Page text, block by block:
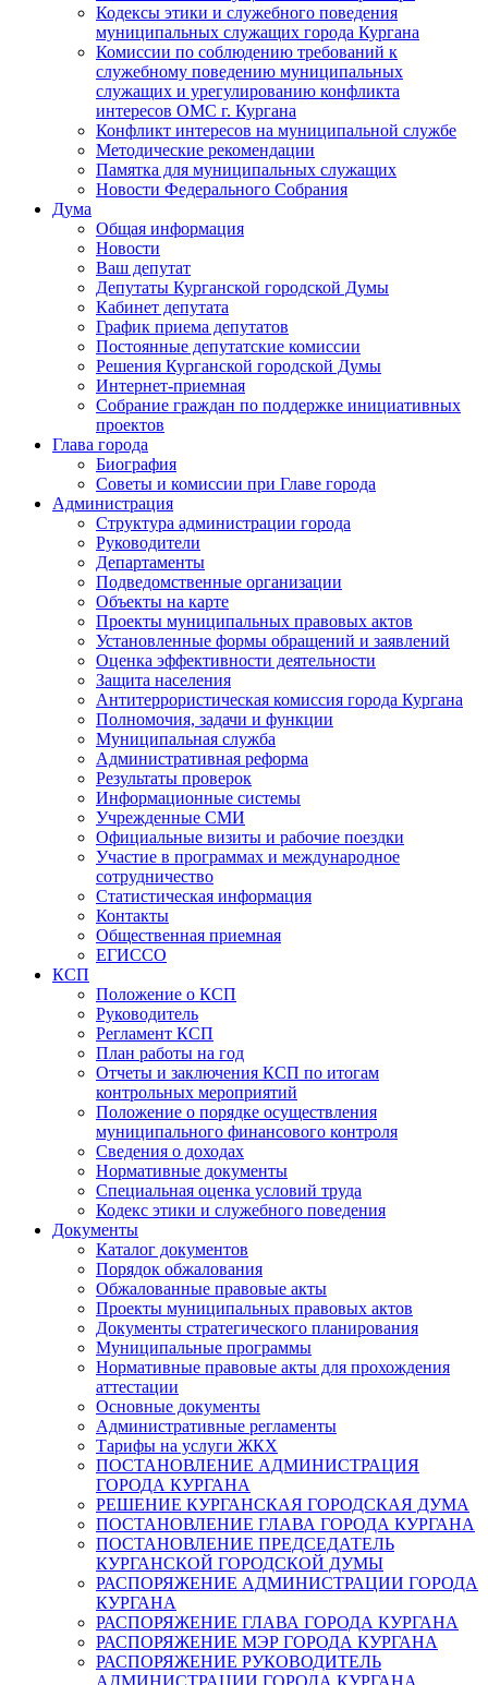
Кодексы этики и служебного поведения
муниципальных служащих города Кургана
Комиссии по соблюдению требований к
служебному поведению муниципальных
служащих и урегулированию конфликта
интересов ОМС г. Кургана
Конфликт интересов на муниципальной службе
Методические рекомендации
Памятка для муниципальных служащих
Новости Федерального Cобрания
Дума
Общая информация
Новости
Ваш депутат
Депутаты Курганской городской Думы
Кабинет депутата
График приема депутатов
Постоянные депутатские комиссии
Решения Курганской городской Думы
Интернет-приемная
Собрание граждан по поддержке инициативных
проектов
Глава города
Биография
Советы и комиссии при Главе города
Администрация
Структура администрации города
Руководители
Департаменты
Подведомственные организации
Объекты на карте
Проекты муниципальных правовых актов
Установленные формы обращений и заявлений
Оценка эффективности деятельности
Защита населения
Антитеррористическая комиссия города Кургана
Полномочия, задачи и функции
Муниципальная служба
Административная реформа
Результаты проверок
Информационные системы
Учрежденные СМИ
Официальные визиты и рабочие поездки
Участие в программах и международное
сотрудничество
Статистическая информация
Контакты
Общественная приемная
ЕГИССО
КСП
Положение о КСП
Руководитель
Регламент КСП
План работы на год
Отчеты и заключения КСП по итогам
контрольных мероприятий
Положение о порядке осуществления
муниципального финансового контроля
Сведения о доходах
Нормативные документы
Специальная оценка условий труда
Кодекс этики и служебного поведения
Документы
Каталог документов
Порядок обжалования
Обжалованные правовые акты
Проекты муниципальных правовых актов
Документы стратегического планирования
Муниципальные программы
Нормативные правовые акты для прохождения
аттестации
Основные документы
Административные регламенты
Тарифы на услуги ЖКХ
ПОСТАНОВЛЕНИЕ АДМИНИСТРАЦИЯ
ГОРОДА КУРГАНА
РЕШЕНИЕ КУРГАНСКАЯ ГОРОДСКАЯ ДУМА
ПОСТАНОВЛЕНИЕ ГЛАВА ГОРОДА КУРГАНА
ПОСТАНОВЛЕНИЕ ПРЕДСЕДАТЕЛЬ
КУРГАНСКОЙ ГОРОДСКОЙ ДУМЫ
РАСПОРЯЖЕНИЕ АДМИНИСТРАЦИИ ГОРОДА
КУРГАНА
РАСПОРЯЖЕНИЕ ГЛАВА ГОРОДА КУРГАНА
РАСПОРЯЖЕНИЕ МЭР ГОРОДА КУРГАНА
РАСПОРЯЖЕНИЕ РУКОВОДИТЕЛЬ
АДМИНИСТРАЦИИ ГОРОДА КУРГАНА